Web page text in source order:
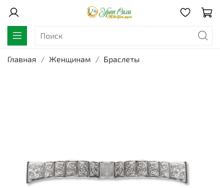
Главная Женщинам Браслеты